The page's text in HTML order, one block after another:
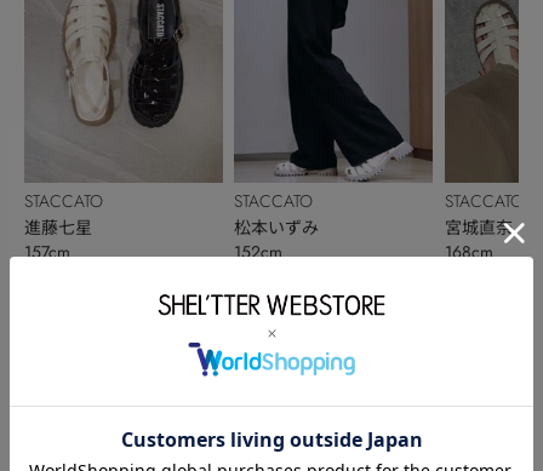
STACCATO
進藤七星
157cm
STACCATO
松本いずみ
152cm
STACCATO
宮城直奈
168cm
このアイテムを見た人がチェックしている商品
閲覧中カテゴリーのランキング